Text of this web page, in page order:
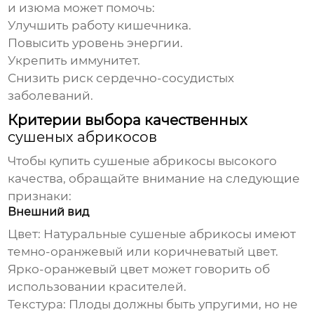
и изюма может помочь:
Улучшить работу кишечника.
Повысить уровень энергии.
Укрепить иммунитет.
Снизить риск сердечно-сосудистых
заболеваний.
Критерии выбора качественных
сушеных абрикосов
Чтобы купить сушеные абрикосы высокого
качества, обращайте внимание на следующие
признаки:
Внешний вид
Цвет: Натуральные сушеные абрикосы имеют
темно-оранжевый или коричневатый цвет.
Ярко-оранжевый цвет может говорить об
использовании красителей.
Текстура: Плоды должны быть упругими, но не